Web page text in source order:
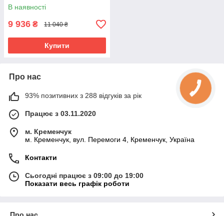
В наявності
9 936 ₴ 11 040 ₴
Купити
Про нас
93% позитивних з 288 відгуків за рік
Працює з 03.11.2020
м. Кременчук
м. Кременчук, вул. Перемоги 4, Кременчук, Україна
Контакти
Сьогодні працює з 09:00 до 19:00
Показати весь графік роботи